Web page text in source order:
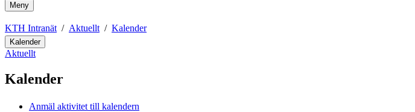
Meny
KTH Intranät Aktuellt Kalender
Kalender
Aktuellt
Kalender
Anmäl aktivitet till kalendern